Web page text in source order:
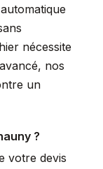
nécessite
nos
un
?
votre devis